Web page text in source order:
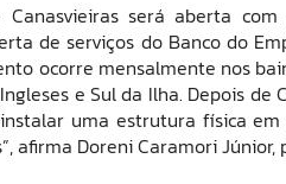
será aberta
de serviços do Banco do
ocorre mensalmente nos
e Sul da Ilha. Depois
uma estrutura física
afirma Doreni Caramori Júnior,